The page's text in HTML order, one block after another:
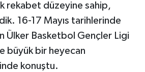
rekabet düzeyine sahip,
16-17 Mayıs tarihlerinde
Ülker Basketbol Gençler Ligi
büyük bir heyecan
konuştu.